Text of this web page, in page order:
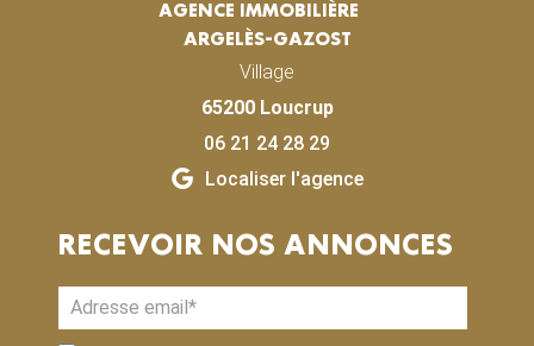
AGENCE IMMOBILIÈRE
ARGELÈS-GAZOST
Village
65200 Loucrup
06 21 24 28 29
Localiser l'agence
RECEVOIR NOS ANNONCES